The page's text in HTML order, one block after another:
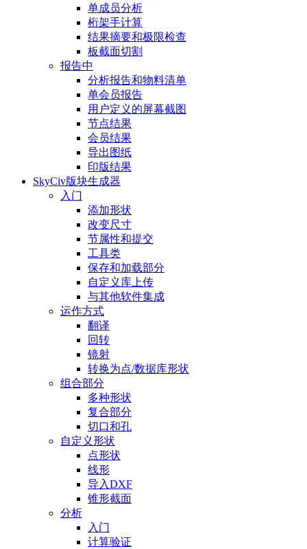
单成员分析
桁架手计算
结果摘要和极限检查
板截面切割
报告中
分析报告和物料清单
单会员报告
用户定义的屏幕截图
节点结果
会员结果
导出图纸
印版结果
SkyCiv版块生成器
入门
添加形状
改变尺寸
节属性和提交
工具类
保存和加载部分
自定义库上传
与其他软件集成
运作方式
翻译
回转
镜射
转换为点/数据库形状
组合部分
多种形状
复合部分
切口和孔
自定义形状
点形状
线形
导入DXF
锥形截面
分析
入门
计算验证